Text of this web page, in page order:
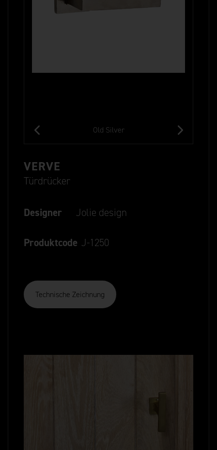
Old Silver
VERVE
Türdrücker
Designer Jolie design
Produktcode J-1250
Technische Zeichnung